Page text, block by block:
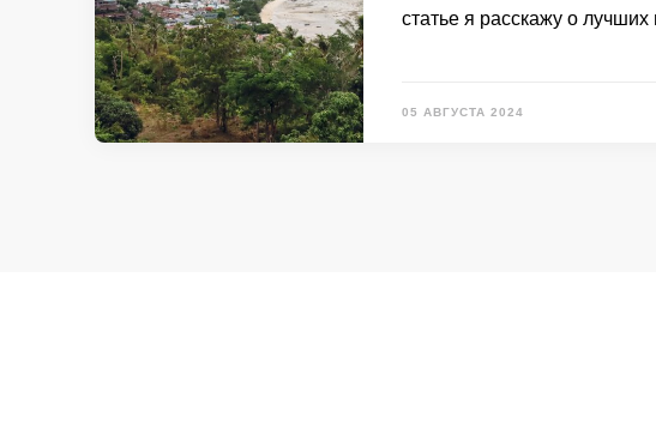
статье я расскажу о лучших
05 АВГУСТА 2024